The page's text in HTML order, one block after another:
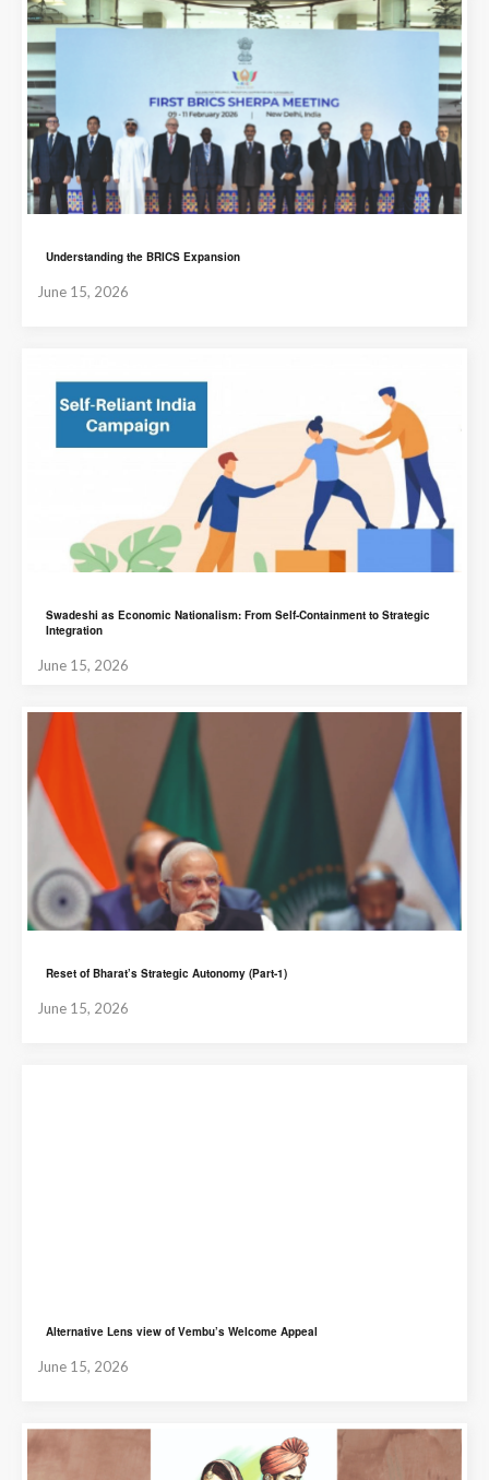
Understanding the BRICS Expansion
June 15, 2026
Swadeshi as Economic Nationalism: From Self-Containment to Strategic
Integration
June 15, 2026
Reset of Bharat’s Strategic Autonomy (Part-1)
June 15, 2026
Alternative Lens view of Vembu’s Welcome Appeal
June 15, 2026